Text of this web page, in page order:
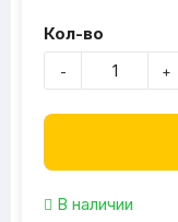
Кол-во
- +
В наличии